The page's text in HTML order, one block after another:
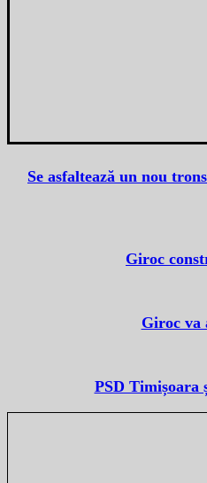
Se asfaltează un nou
Giroc
Giroc va
PSD Timișoara